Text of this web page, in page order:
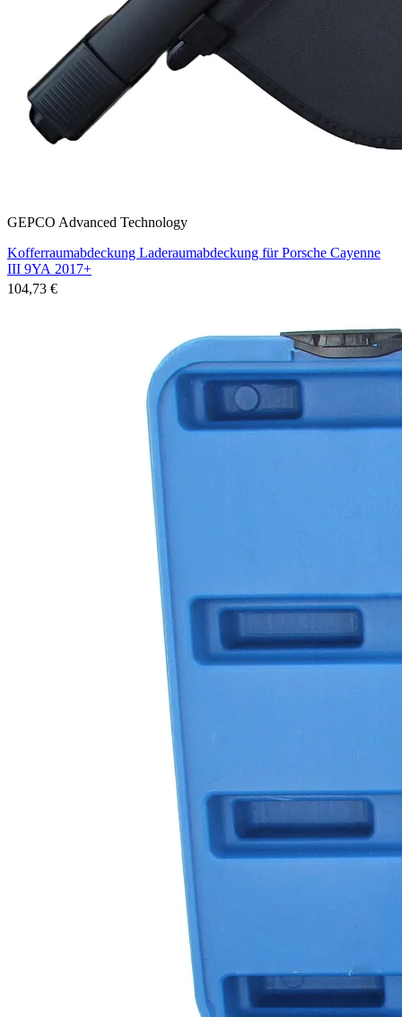
GEPCO Advanced Technology
Kofferraumabdeckung Laderaumabdeckung für Porsche Cayenne
III 9YA 2017+
104,73 €